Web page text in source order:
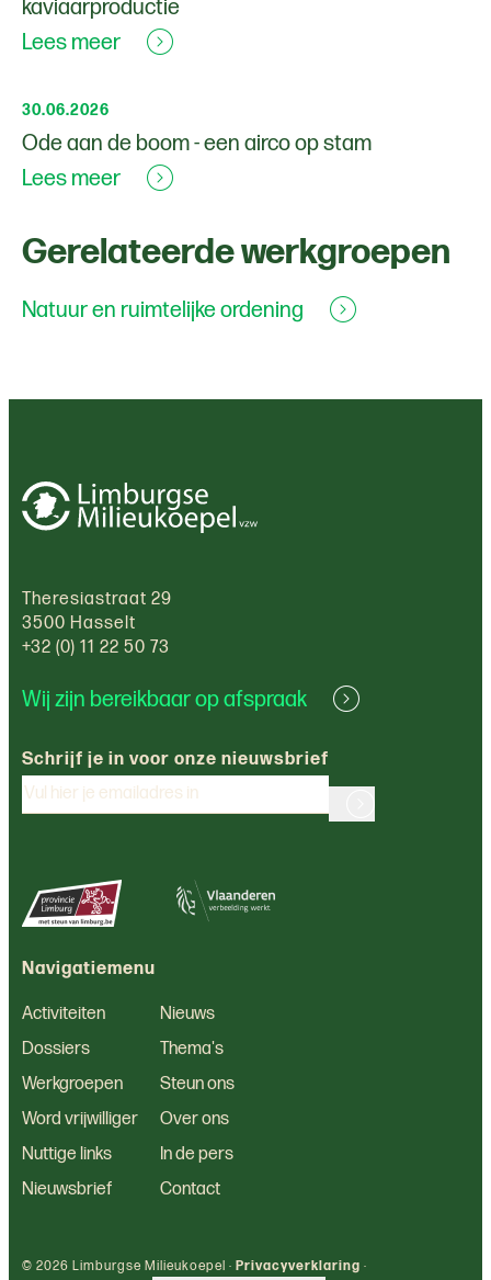
kaviaarproductie
Lees meer
30.06.2026
Ode aan de boom - een airco op stam
Lees meer
Gerelateerde werkgroepen
Natuur en ruimtelijke ordening
Theresiastraat 29
3500 Hasselt
+32 (0) 11 22 50 73
Wij zijn bereikbaar op afspraak
Schrijf je in voor onze nieuwsbrief
Navigatiemenu
Activiteiten
Nieuws
Dossiers
Thema's
Werkgroepen
Steun ons
Word vrijwilliger
Over ons
Nuttige links
In de pers
Nieuwsbrief
Contact
© 2026 Limburgse Milieukoepel · Privacyverklaring ·